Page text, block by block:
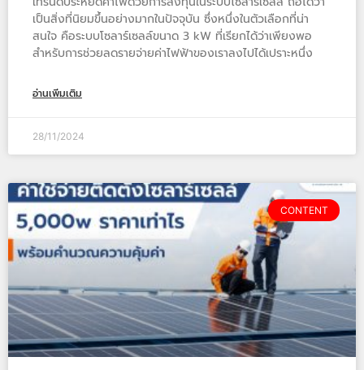
เป็นสิ่งที่นิยมขึ้นอย่างมากในปัจจุบัน ซึ่งหนึ่งในตัวเลือกที่น่า
สนใจ คือระบบโซลาร์เซลล์ขนาด 3 kW ที่เรียกได้ว่าเพียงพอ
สำหรับการช่วยลดรายจ่ายค่าไฟฟ้าของเราลงไปได้เปราะหนึ่ง
อ่านเพิ่มเติม
28/11/2024
CONTENT